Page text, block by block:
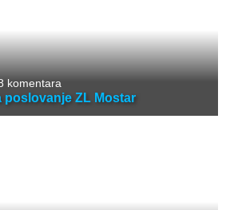
komentara
poslovanje ZL Mostar